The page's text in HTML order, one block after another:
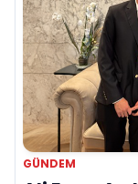
GÜNDEM